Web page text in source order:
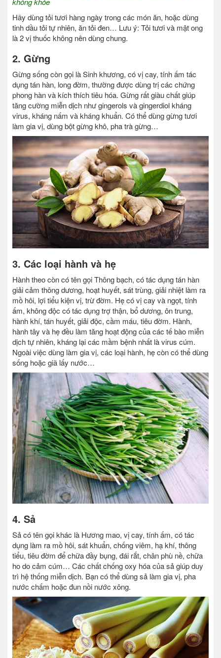
Hãy dùng tỏi tươi hàng ngày trong các món ăn, hoặc dùng
tinh dầu tỏi tự nhiên, ăn tỏi đen… Lưu ý: Tỏi tươi và mật ong
là 2 vị thuốc không nên dùng chung.
2. Gừng
Gừng sống còn gọi là Sinh khương, có vị cay, tính ấm tác
dụng tán hàn, long đờm, thường được dùng trị các chứng
phong hàn và kích thích tiêu hóa. Gừng rất giàu chất giúp
tăng cường miễn dịch như gingerols và gingerdiol kháng
virus, kháng nấm và kháng khuẩn. Có thể dùng gừng tươi
làm gia vị, dùng bột gừng khô, pha trà gừng…
3. Các loại hành và hẹ
Hành theo còn có tên gọi Thông bạch, có tác dụng tán hàn
giải cảm thông dương, hoạt huyết, sát trùng, giải nhiệt làm ra
mồ hôi, lợi tiểu kiện vị, trừ đờm. Hẹ có vị cay và ngọt, tính
ấm, không độc có tác dụng trợ thận, bổ dương, ôn trung,
hành khí, tán huyết, giải độc, cầm máu, tiêu đờm. Hành,
hành tây và hẹ đều làm tăng hoạt động của các tế bào miễn
dịch tự nhiên, kháng lại các mầm bệnh nhất là virus cúm.
Ngoài việc dùng làm gia vị, các loại hành, hẹ còn có thể dùng
sống hoặc giã lấy nước…
4. Sả
Sả có tên gọi khác là Hương mao, vị cay, tính ấm, có tác
dụng làm ra mồ hôi, sát khuẩn, chống viêm, hạ khí, thông
tiểu, tiêu đờm để chữa đầy bụng, đái rắt, chân phù nề, chữa
ho do cảm cúm… Các chất chống oxy hóa của sả giúp duy
trì hệ thống miễn dịch. Bạn có thể dùng sả làm gia vị, pha
nước chấm hoặc đun nồi nước xông.